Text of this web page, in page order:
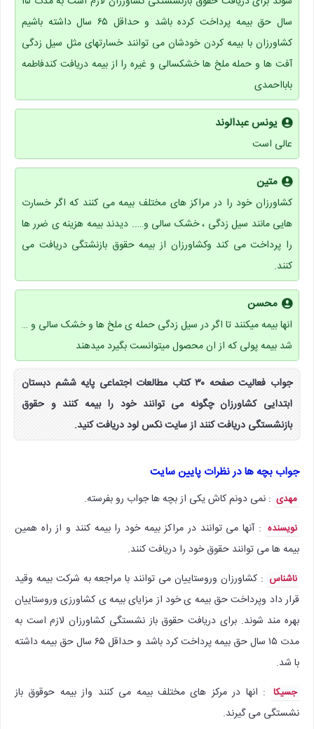
سال حق بیمه پرداخت کرده باشد و حداقل ۶۵ سال داشته باشیم
کشاورزان با بیمه کردن خودشان می توانند خسارتهای مثل سیل زدگی
آفت ها و حمله ملخ ها خشکسالی و غیره را از بیمه دریافت کندفاطمه
بابااحمدی
یونس عبدالوند
عالی است
متین
کشاورزان خود را در مراکز های مختلف بیمه می کنند که اگر خسارت
هایی مانند سیل زدگی ، خشک سالی و….. دیدند بیمه هزینه ی ضرر ها
را پرداخت می کند وکشاورزان از بیمه حقوق بازنشتگی دریافت می
کنند.
محسن
انها بیمه میکنند تا اگر در سیل زدگی حمله ی ملخ ها و خشک سالی و …
شد بیمه پولی که از ان محصول میتوانست بگیرد میدهند
جواب فعالیت صفحه ۳۰ کتاب مطالعات اجتماعی پایه ششم دبستان
ابتدایی کشاورزان چگونه می توانند خود را بیمه کنند و حقوق
بازنشستگی دریافت کنند از سایت نکس لود دریافت کنید.
جواب بچه ها در نظرات پایین سایت
مهدی : نمی دونم کاش یکی از بچه ها جواب رو بفرسته.
نویسنده : آنها می توانند در مراکز بیمه خود را بیمه کنند و از راه همین
بیمه ها می توانند حقوق خود را دریافت کنند.
ناشناس : کشاورزان وروستاییان می توانند با مراجعه به شرکت بیمه وقید
قرار داد وپرداخت حق بیمه ی خود از مزایای بیمه ی کشاورزی وروستاییان
بهره مند شوند. برای دریافت حقوق باز نشستگی کشاورزان لازم است به
مدت ۱۵ سال حق بیمه پرداخت کرد باشد و حداقل ۶۵ سال حق بیمه داشته
با شد.
جسیکا : انها در مرکز های مختلف بیمه می کنند واز بیمه حوقوق باز
نشستگی می گیرند.